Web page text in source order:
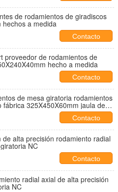
de rodamientos de giradiscos
hechos a medida
Contacto
proveedor de rodamientos de
hecho a medida
Contacto
de mesa giratoria rodamientos
fábrica 325X450X60mm jaula de
Contacto
de alta precisión rodamiento radial
NC
Contacto
radial axial de alta precisión
NC